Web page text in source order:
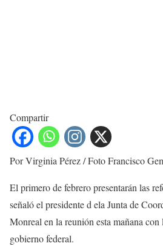
Compartir
Por Virginia Pérez / Foto Francisco
El primero de febrero presentarán las
señaló el presidente d ela Junta de
Monreal en la reunión esta mañana con
gobierno federal.